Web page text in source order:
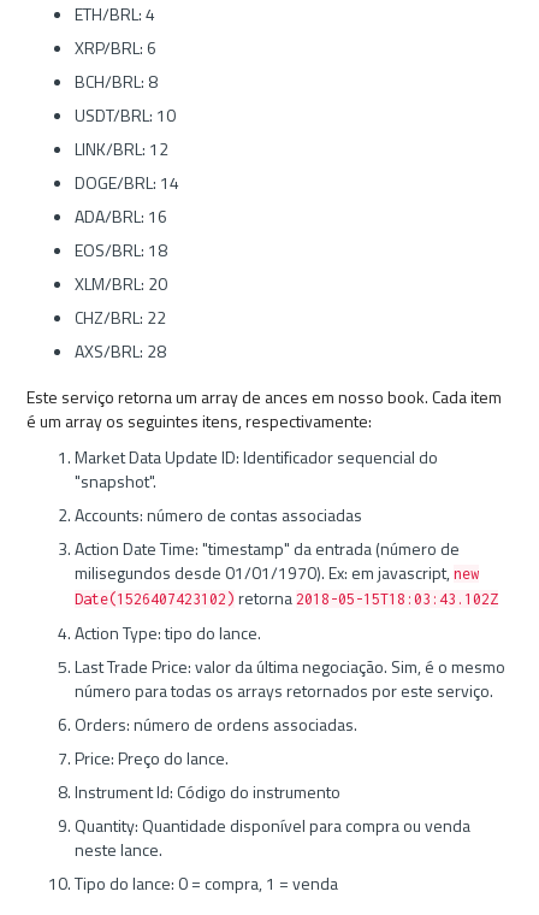
ETH/BRL: 4
XRP/BRL: 6
BCH/BRL: 8
USDT/BRL: 10
LINK/BRL: 12
DOGE/BRL: 14
ADA/BRL: 16
EOS/BRL: 18
XLM/BRL: 20
CHZ/BRL: 22
AXS/BRL: 28
Este serviço retorna um array de ances em nosso book. Cada item
é um array os seguintes itens, respectivamente:
Market Data Update ID: Identificador sequencial do
"snapshot".
Accounts: número de contas associadas
Action Date Time: "timestamp" da entrada (número de
milisegundos desde 01/01/1970). Ex: em javascript,new
Date(1526407423102) retorna2018-05-15T18:03:43.102Z
Action Type: tipo do lance.
Last Trade Price: valor da última negociação. Sim, é o mesmo
número para todas os arrays retornados por este serviço.
Orders: número de ordens associadas.
Price: Preço do lance.
Instrument Id: Código do instrumento
Quantity: Quantidade disponível para compra ou venda
neste lance.
Tipo do lance: 0 = compra, 1 = venda